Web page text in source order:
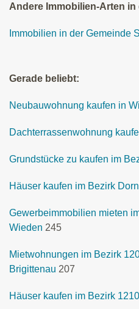
Andere Immobilien-Arten
Immobilien in der Gemeinde
Gerade beliebt:
Neubauwohnung kaufen in
Dachterrassenwohnung
Grundstücke zu kaufen im
Häuser kaufen im Bezirk
Gewerbeimmobilien mieten
Wieden 245
Mietwohnungen im Bezirk
Brigittenau 207
Häuser kaufen im Bezirk